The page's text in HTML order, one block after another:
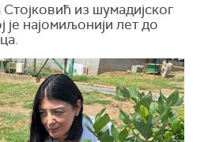
из шумадијског
је најомиљонији лет до